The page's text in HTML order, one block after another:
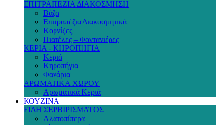
ΕΠΙΤΡΑΠΕΖΙΑ ΔΙΑΚΟΣΜΗΣΗ
Βάζα
Επιτραπέζια Διακοσμητικά
Κορνίζες
Πιατέλες – Φοντανιέρες
ΚΕΡΙΑ - ΚΗΡΟΠΗΓΙΑ
Κεριά
Κηροπήγια
Φανάρια
ΑΡΩΜΑΤΙΚΑ ΧΩΡΟΥ
Αρωματικά Κεριά
ΚΟΥΖΙΝΑ
ΕΙΔΗ ΣΕΡΒΙΡΙΣΜΑΤΟΣ
Αλατοπίπερα